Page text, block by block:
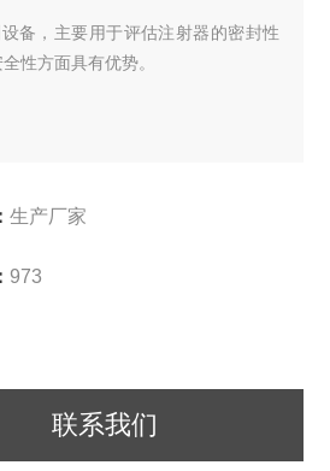
备，主要用于评估注射器的密封性
性方面具有优势。
生产厂家
973
联系我们